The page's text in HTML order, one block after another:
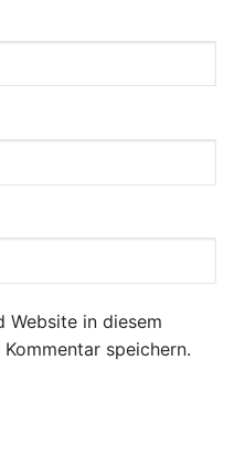
Website in diesem
speichern.